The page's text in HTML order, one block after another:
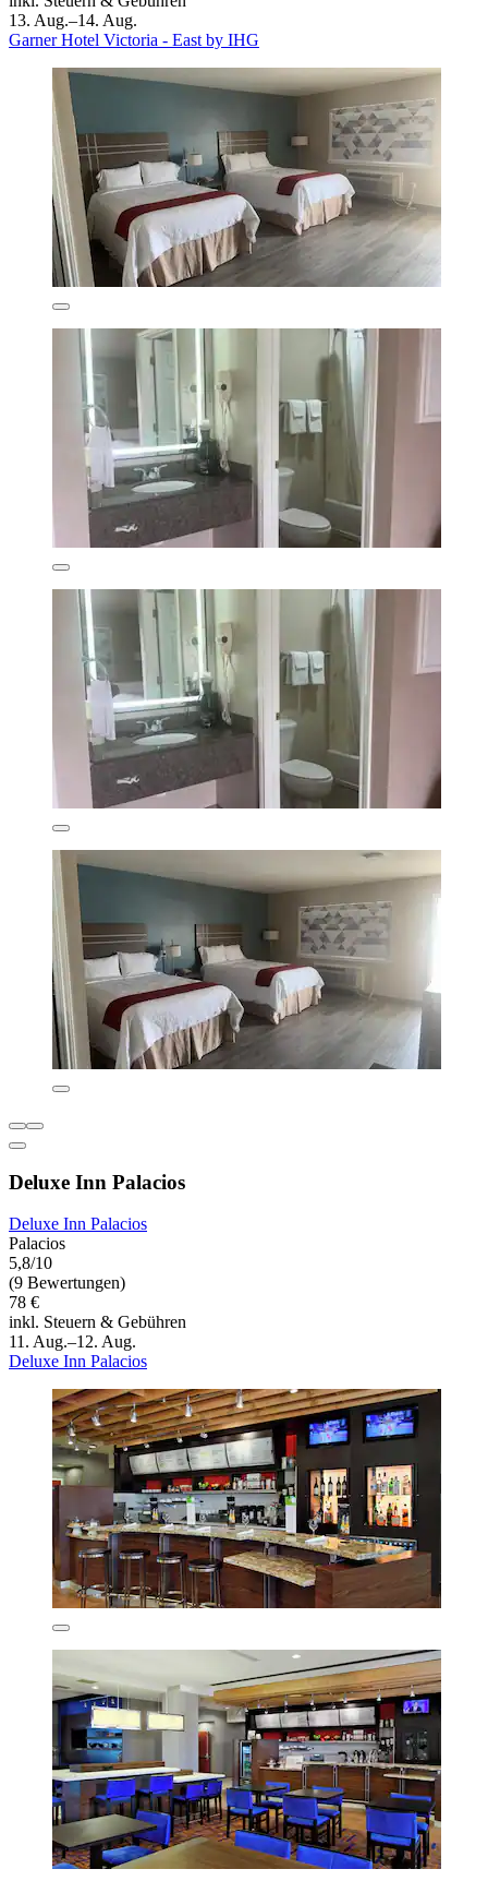
13. Aug.–14. Aug.
Garner Hotel Victoria - East by IHG
Deluxe Inn Palacios
Deluxe Inn Palacios
Palacios
5,8/10
(9 Bewertungen)
78 €
inkl. Steuern & Gebühren
11. Aug.–12. Aug.
Deluxe Inn Palacios